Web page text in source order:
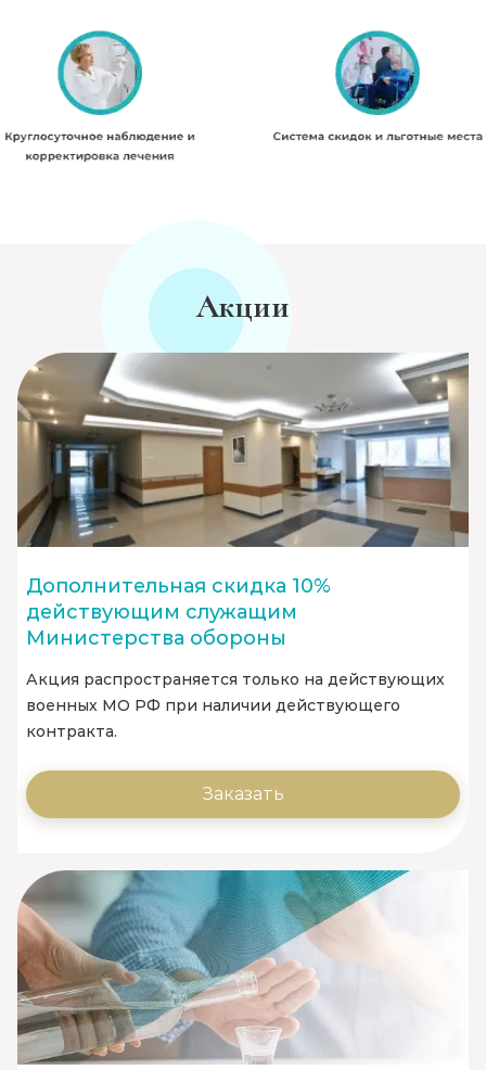
Акции
Дополнительная скидка 10%
действующим служащим
Министерства обороны
Акция распространяется только на действующих
военных МО РФ при наличии действующего
контракта.
Заказать